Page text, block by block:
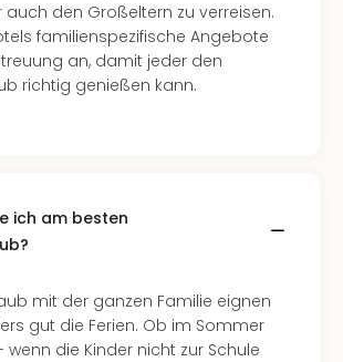
auch den Großeltern zu verreisen.
familienspezifische Angebote
an, damit jeder den
richtig genießen kann.
ich am besten
mit der ganzen Familie eignen
gut die Ferien. Ob im Sommer
wenn die Kinder nicht zur Schule